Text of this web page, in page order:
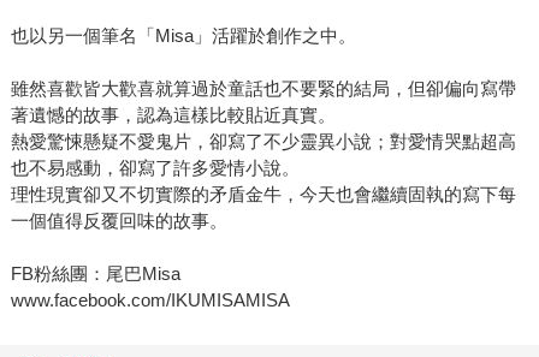
也以另一個筆名「Misa」活躍於創作之中。
雖然喜歡皆大歡喜就算過於童話也不要緊的結局，但卻偏向寫帶
著遺憾的故事，認為這樣比較貼近真實。
熱愛驚悚懸疑不愛鬼片，卻寫了不少靈異小說；對愛情哭點超高
也不易感動，卻寫了許多愛情小說。
理性現實卻又不切實際的矛盾金牛，今天也會繼續固執的寫下每
一個值得反覆回味的故事。
FB粉絲團：尾巴Misa
www.facebook.com/IKUMISAMISA